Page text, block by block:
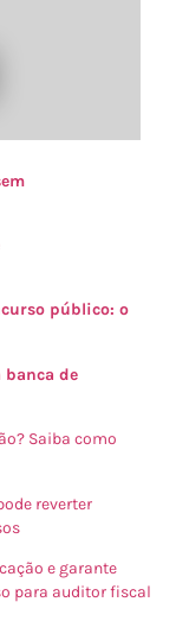
público: o
de
Saiba como
reverter
e garante
para auditor fiscal